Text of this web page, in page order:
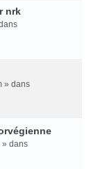
nrk
» dans
» dans